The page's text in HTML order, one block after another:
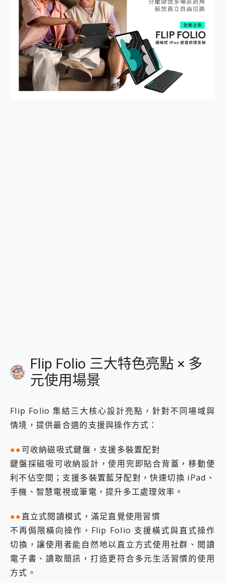
Xiaomi 14 Ultra 開箱 評測~ 有深度的 Leica 影像旗艦手機! 加碼小旗艦 Xiaomi 14 開箱 評測
vivo TWS 3e 真無線藍牙耳機智慧降噪升級、音質明亮溫潤，並支援雙設備連接~
MSI Claw 掌機專屬配件包 來囉 完美保護 MSI Claw A1M-026TW 電競掌機
人像旗艦 vivo V30 系列 開箱 評測! 首搭蔡司光學鏡頭、攝影棚級柔光環、拍攝功能最好玩的美拍神機 vivo V30 Pro
多個願望一次滿足 超強散熱 微星 MSI Claw A1M-026TW 電競掌機 開箱 評測
Motorola edge 70 pro 及 moto g37 power上市，登錄在送飛利浦氣炸鍋
近八千元的 Soundcore Liberty 5 Pro Max，有螢幕的耳機會是智商稅嗎?
ASUS Pad 全面應援 Me Time，加碼愛奇藝黃金雙周卡體驗，專案價最低 NT$0 起
Flip Folio 三大特色亮點 × 多
元使用場景
Flip Folio 集結三大核心設計亮點，針對不同場域與
情境，提供最合適的支援與操作方式：
●●可收納磁吸式鍵盤，支援多裝置配對
鍵盤採磁吸可收納設計，使用完即貼合背蓋，移動便
利不佔空間；支援多裝置藍牙配對，快速切換 iPad、
手機、智慧電視或筆電，提升多工處理效率。
●●直立式閱讀模式，滿足直覺使用習慣
不再侷限橫向操作，Flip Folio 支援橫式與直式操作
切換，讓使用者能自然地以直立方式使用社群、閱讀
電子書、讀取簡訊，打造更符合多元生活習慣的使用
方式。